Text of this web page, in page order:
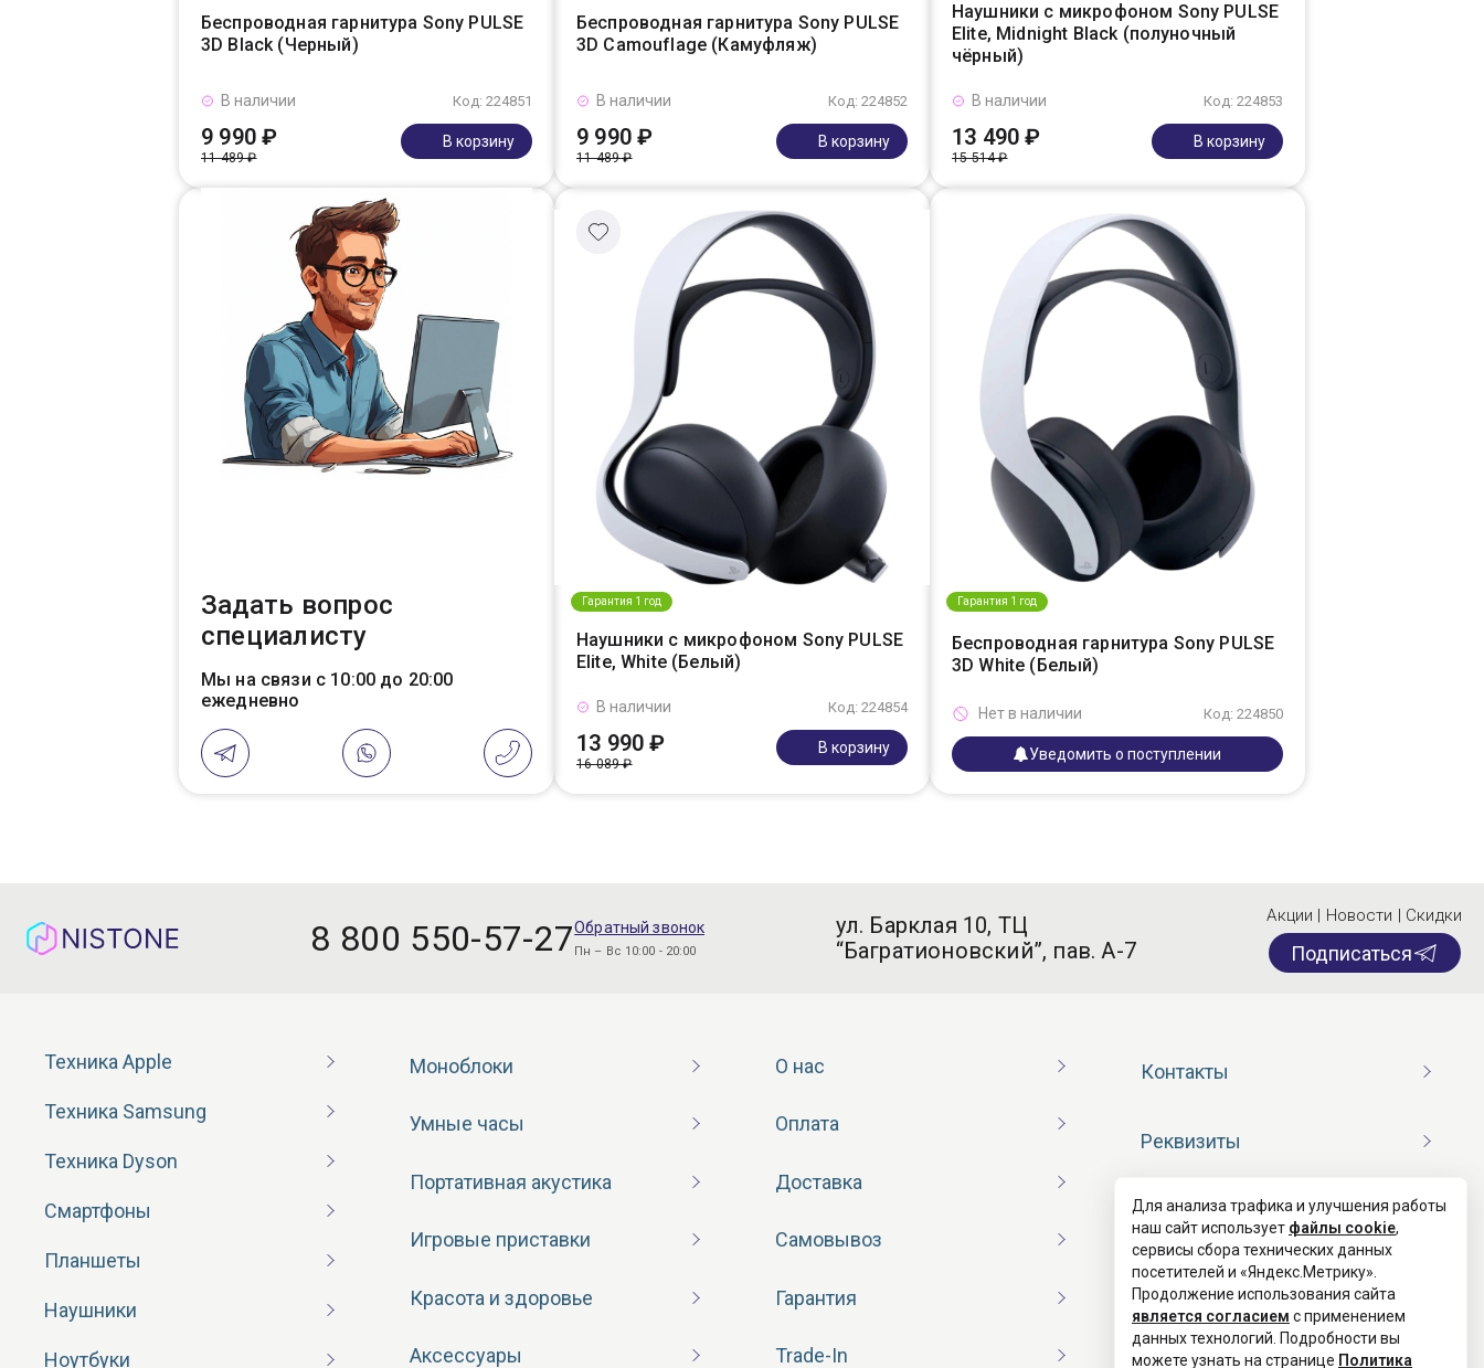
Беспроводная гарнитура Sony PULSE
3D Black (Черный)
Код: 224851
В наличии
9 990 ₽
11 489 ₽
В корзину
Беспроводная гарнитура Sony PULSE
3D Camouflage (Камуфляж)
Код: 224852
В наличии
9 990 ₽
11 489 ₽
В корзину
Наушники с микрофоном Sony PULSE
Elite, Midnight Black (полуночный
чёрный)
Код: 224853
В наличии
13 490 ₽
15 514 ₽
В корзину
Задать вопрос
специалисту
Мы на связи с 10:00 до 20:00
ежедневно
Гарантия 1 год
Наушники с микрофоном Sony PULSE
Elite, White (Белый)
Код: 224854
В наличии
13 990 ₽
16 089 ₽
В корзину
Гарантия 1 год
Беспроводная гарнитура Sony PULSE
3D White (Белый)
Код: 224850
Нет в наличии
Уведомить о поступлении
8 800 550-57-27Обратный звонок
Пн – Вс 10:00 - 20:00
ул. Барклая 10, ТЦ
“Багратионовский”, пав. А-7
Акции | Новости | Скидки
Подписаться
Техника Apple
Техника Samsung
Техника Dyson
Смартфоны
Планшеты
Наушники
Ноутбуки
Моноблоки
Умные часы
Портативная акустика
Игровые приставки
Красота и здоровье
Аксессуары
О нас
Оплата
Доставка
Самовывоз
Гарантия
Trade-In
Контакты
Реквизиты
Договор оферты
Согласие на обработку ПД
Политика конфиденциальности
Для анализа трафика и улучшения работы
наш сайт использует файлы cookie,
сервисы сбора технических данных
посетителей и «Яндекс.Метрику».
Продолжение использования сайта
является согласием с применением
данных технологий. Подробности вы
можете узнать на странице Политика